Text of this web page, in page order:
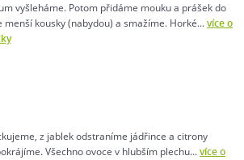
vyšleháme. Potom přidáme mouku a prášek do
menší kousky (nabydou) a smažíme. Horké...více o
z jablek odstraníme jádřince a citrony
Všechno ovoce v hlubším plechu...více o